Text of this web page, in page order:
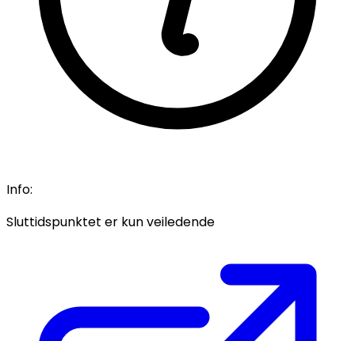
Info:
Sluttidspunktet er kun veiledende